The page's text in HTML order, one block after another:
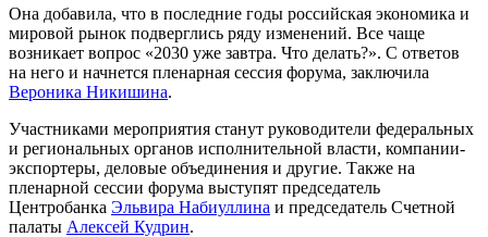
Она добавила, что в последние годы российская экономика и
мировой рынок подверглись ряду изменений. Все чаще
возникает вопрос «2030 уже завтра. Что делать?». С ответов
на него и начнется пленарная сессия форума, заключила
Вероника Никишина.
Участниками мероприятия станут руководители федеральных
и региональных органов исполнительной власти, компании-
экспортеры, деловые объединения и другие. Также на
пленарной сессии форума выступят председатель
Центробанка Эльвира Набиуллина и председатель Счетной
палаты Алексей Кудрин.